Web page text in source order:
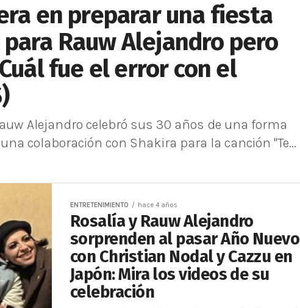
en preparar una fiesta
Rauw Alejandro pero
fue el error con el
Alejandro celebró sus 30 años de una forma
colaboración con Shakira para la canción "Te...
ENTRETENIMIENTO hace 4 años
Rosalía y Rauw Alejandro
sorprenden al pasar Año Nuevo
con Christian Nodal y Cazzu en
Japón: Mira los videos de su
celebración